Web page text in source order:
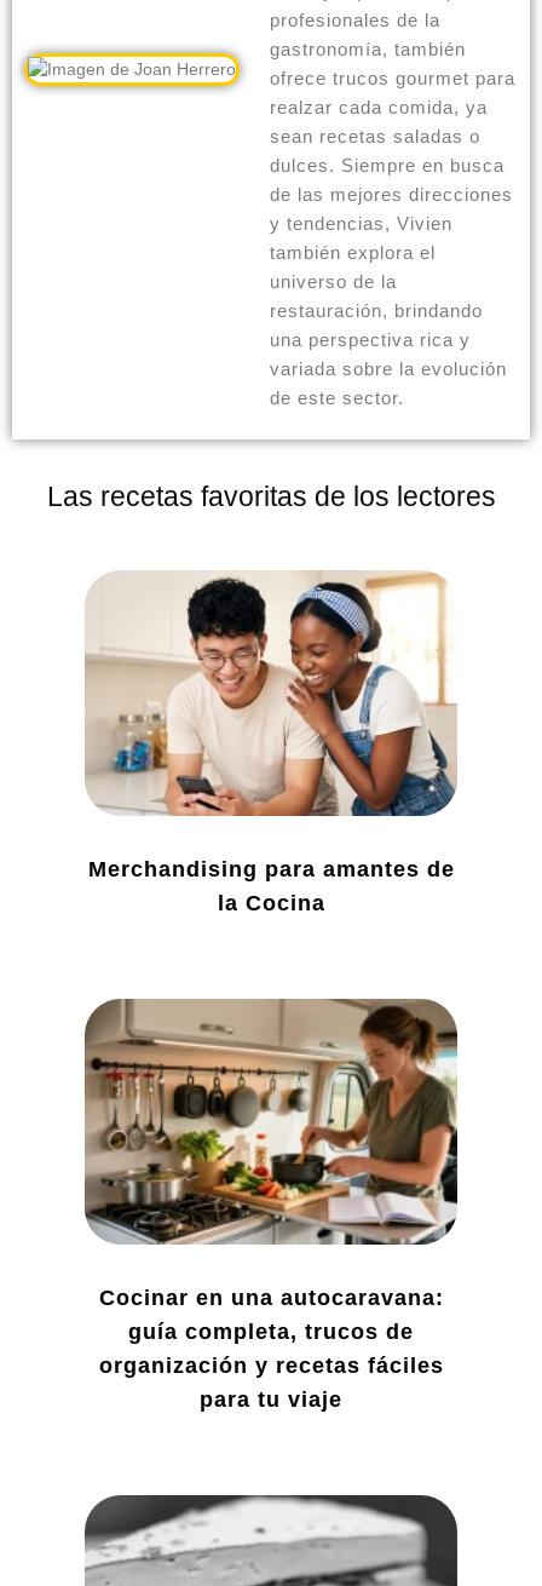
profesionales de la
gastronomía, también
ofrece trucos gourmet para
realzar cada comida, ya
sean recetas saladas o
dulces. Siempre en busca
de las mejores direcciones
y tendencias, Vivien
también explora el
universo de la
restauración, brindando
una perspectiva rica y
variada sobre la evolución
de este sector.
Las recetas favoritas de los lectores
Merchandising para amantes de
la Cocina
Cocinar en una autocaravana:
guía completa, trucos de
organización y recetas fáciles
para tu viaje